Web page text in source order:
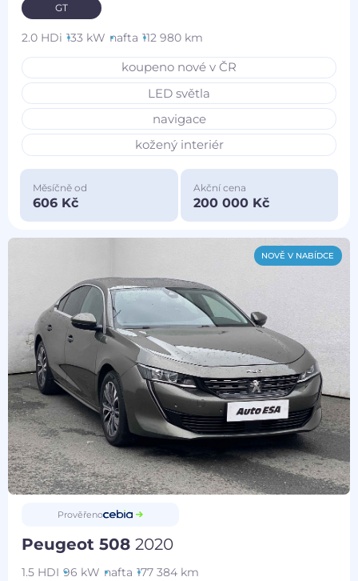
GT
2.0 HDi 133 kW nafta 112 980 km
koupeno nové v ČR
LED světla
navigace
kožený interiér
Měsíčně od
606 Kč
Akční cena
200 000 Kč
NOVĚ V NABÍDCE
Prověřeno
Peugeot 5082020
1.5 HDI 96 kW nafta 177 384 km